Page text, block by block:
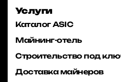
Услуги
Каталог ASIC
Майнинг-отель
Строительство под
Доставка майнеров